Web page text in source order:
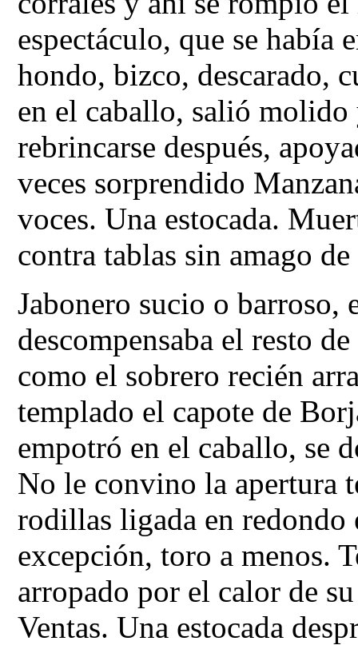
espectáculo, que se había
hondo, bizco, descarado,
en el caballo, salió
rebrincarse después,
veces sorprendido
voces. Una estocada.
contra tablas sin amago
Jabonero sucio o barroso,
descompensaba el resto
como el sobrero recién
templado el capote de
empotró en el caballo, se
No le convino la apertura
rodillas ligada en
excepción, toro a menos.
arropado por el calor de
Ventas. Una estocada